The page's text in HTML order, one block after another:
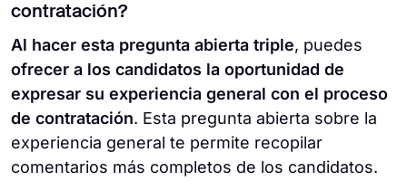
contratación?
Al hacer esta pregunta abierta triple, puedes
ofrecer a los candidatos la oportunidad de
expresar su experiencia general con el proceso
de contratación. Esta pregunta abierta sobre la
experiencia general te permite recopilar
comentarios más completos de los candidatos.